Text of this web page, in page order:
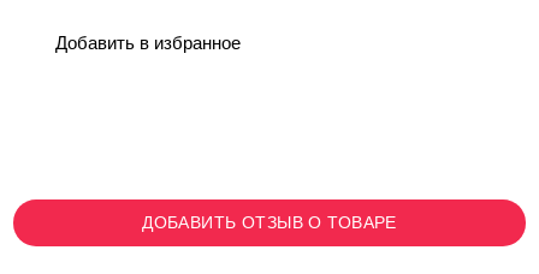
Добавить в избранное
ДОБАВИТЬ ОТЗЫВ О ТОВАРЕ